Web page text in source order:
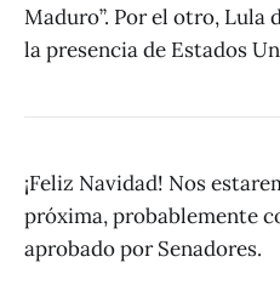
Maduro”. Por el otro, Lula
la presencia de Estados
¡Feliz Navidad! Nos
próxima, probablemente
aprobado por Senadores.